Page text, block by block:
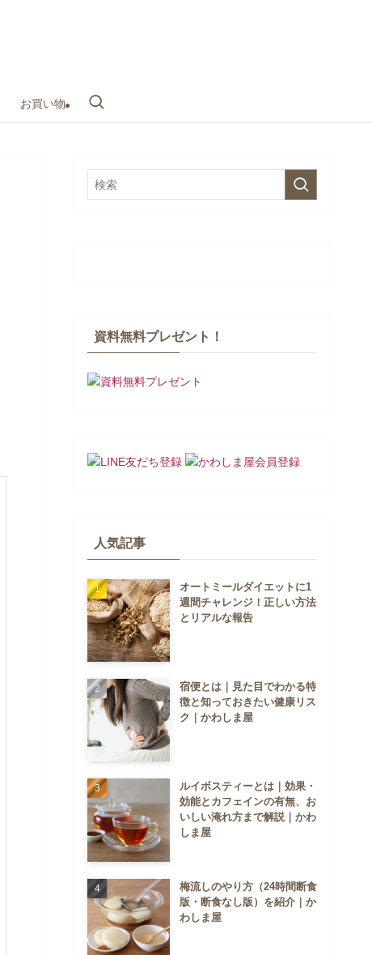
お買い物
資料無料プレゼント！
人気記事
オートミールダイエットに1
週間チャレンジ！正しい方法
とリアルな報告
宿便とは｜見た目でわかる特
徴と知っておきたい健康リス
ク｜かわしま屋
ルイボスティーとは｜効果・
効能とカフェインの有無、お
いしい淹れ方まで解説｜かわ
しま屋
梅流しのやり方（24時間断食
版・断食なし版）を紹介｜か
わしま屋